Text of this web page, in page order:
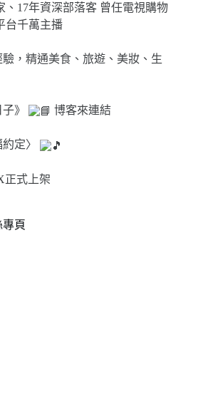
、17年資深部落客 曾任電視購物
台千萬主播
，精通美食、旅遊、美妝、生
》 博客來連結
定〉
正式上架
頁